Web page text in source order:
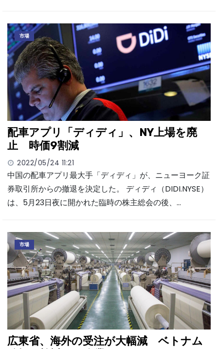
市場
配車アプリ「ディディ」、NY上場を廃
止 時価9割減
2022/05/24 11:21
中国の配車アプリ最大手「ディディ」が、ニューヨーク証
券取引所からの撤退を決定した。 ディディ（DIDI.NYSE）
は、5月23日夜に開かれた臨時の株主総会の後、…
市場
広東省、海外の受注が大幅減 ベトナム